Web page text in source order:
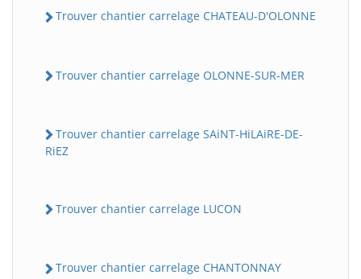
Trouver chantier carrelage CHATEAU-D'OLONNE
Trouver chantier carrelage OLONNE-SUR-MER
Trouver chantier carrelage SAiNT-HiLAiRE-DE-
RiEZ
Trouver chantier carrelage LUCON
Trouver chantier carrelage CHANTONNAY